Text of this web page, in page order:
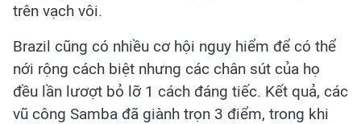
trên vạch vôi.
Brazil cũng có nhiều cơ hội nguy hiểm để có thể
nới rộng cách biệt nhưng các chân sút của họ
đều lần lươợt bỏ lỡ 1 cách đáng tiếc. Kết quả, các
vũ công Samba đã giành trọn 3 điểm, trong khi